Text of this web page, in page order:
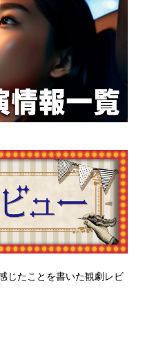
じたことを書いた観劇レビ